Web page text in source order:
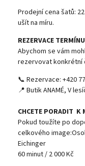
Prodejní cena šatů:
ušít na míru.
REZERVACE
Abychom se vám
rezervovat konkrétní
📞 Rezervace: +420
📍 Butik ANAMÉ, V
CHCETE PORADIT K
Pokud toužíte po
celkového
Eichinger
60 minut / 2 000 Kč